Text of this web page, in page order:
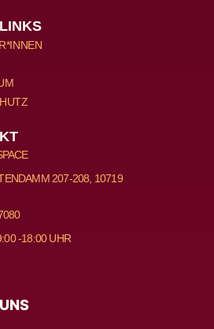
207-208, 10719
-18:00 UHR